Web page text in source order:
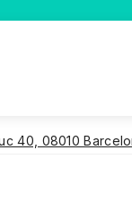
40, 08010